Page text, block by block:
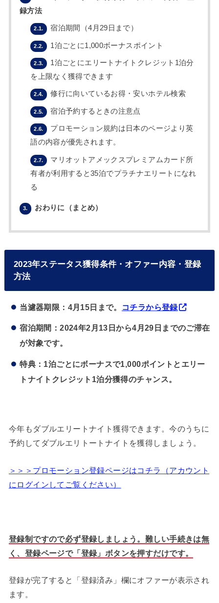
録方法
2.1. 宿泊期間（4月29日まで）
2.2. 1泊ごとに1,000ボーナスポイント
2.3.
1泊ごとにエリートナイトクレジット1泊分
を上限なく獲得できます
2.4. 修行に向いているお得・安いホテル検索
2.5. 宿泊予約するときの注意点
2.6.
プロモーション規約は日本のページより英
語の内容が優先されます。
2.7.
マリオットアメックスプレミアムカード所
有者が利用すると35泊でプラチナエリートになれ
る
3. おわりに（まとめ）
2023年ステータス獲得条件・オファー内容・登録
方法
当濾器期限：4月15日まで。 コチラから登録
宿泊期間：2024年2月13日から4月29日までのご滞在
が対象です。
特典：1泊ごとにボーナスで1,000ポイントとエリー
トナイトクレジット1泊分獲得のチャンス。
今年もダブルエリートナイト獲得できます。今のうちに
予約してダブルエリトートナイトを獲得しましょう。
＞＞＞プロモーション登録ページはコチラ（アカウント
にログインしてご覧ください）
登録制ですので必ず登録しましょう。難しい手続きは無
く、登録ページで「登録」ボタンを押すだけです。
登録が完了すると「登録済み」欄にオファーが表示され
ます。